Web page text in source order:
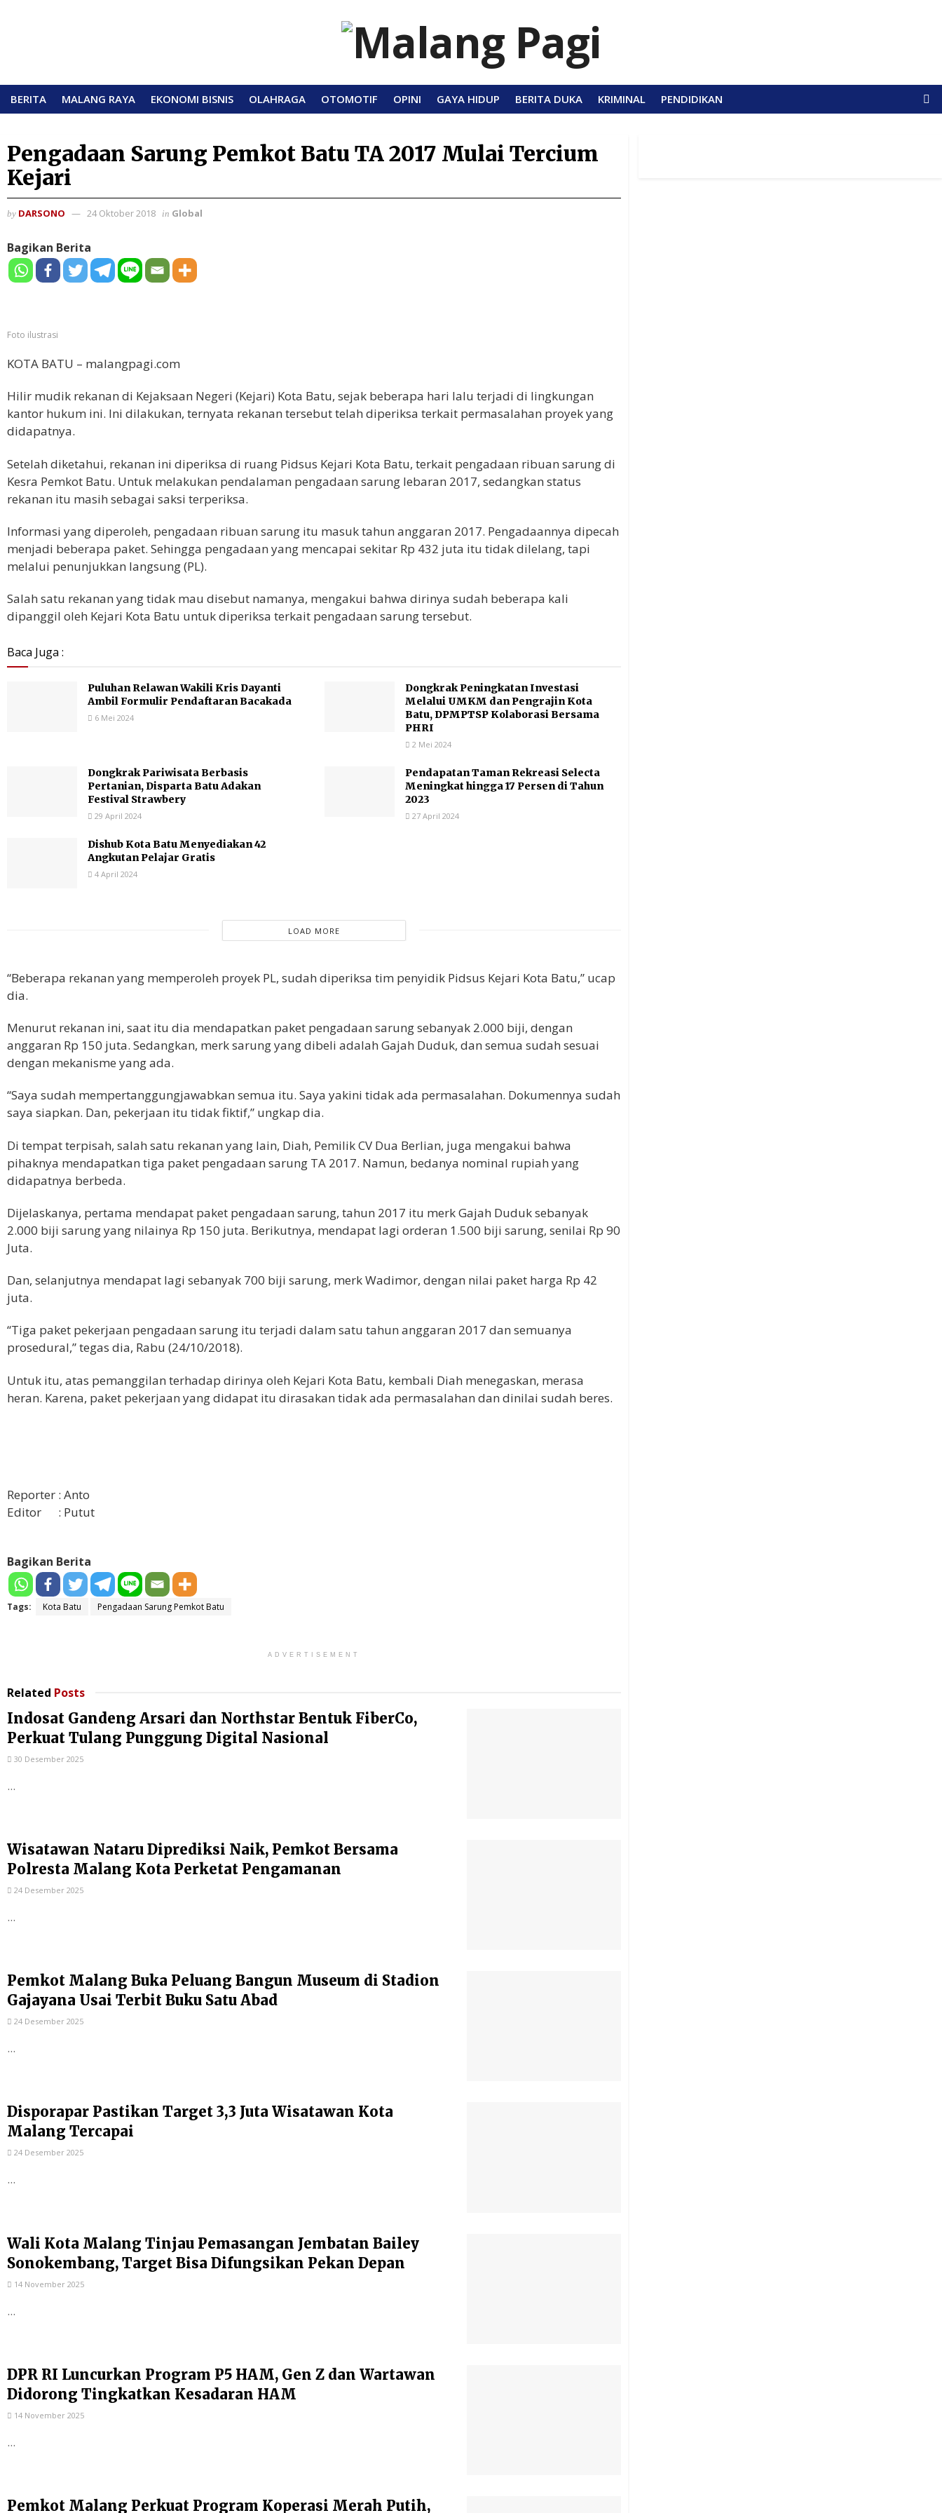
BERITA MALANG RAYA EKONOMI BISNIS OLAHRAGA OTOMOTIF OPINI GAYA HIDUP BERITA DUKA KRIMINAL PENDIDIKAN
Pengadaan Sarung Pemkot Batu TA 2017 Mulai Tercium
Kejari
by DARSONO 24 Oktober 2018 in Global
Bagikan Berita
Foto ilustrasi
KOTA BATU – malangpagi.com
Hilir mudik rekanan di Kejaksaan Negeri (Kejari) Kota Batu, sejak beberapa hari lalu terjadi di lingkungan
kantor hukum ini. Ini dilakukan, ternyata rekanan tersebut telah diperiksa terkait permasalahan proyek yang
didapatnya.
Setelah diketahui, rekanan ini diperiksa di ruang Pidsus Kejari Kota Batu, terkait pengadaan ribuan sarung di
Kesra Pemkot Batu. Untuk melakukan pendalaman pengadaan sarung lebaran 2017, sedangkan status
rekanan itu masih sebagai saksi terperiksa.
Informasi yang diperoleh, pengadaan ribuan sarung itu masuk tahun anggaran 2017. Pengadaannya dipecah
menjadi beberapa paket. Sehingga pengadaan yang mencapai sekitar Rp 432 juta itu tidak dilelang, tapi
melalui penunjukkan langsung (PL).
Salah satu rekanan yang tidak mau disebut namanya, mengakui bahwa dirinya sudah beberapa kali
dipanggil oleh Kejari Kota Batu untuk diperiksa terkait pengadaan sarung tersebut.
Baca Juga :
Puluhan Relawan Wakili Kris Dayanti
Ambil Formulir Pendaftaran Bacakada
6 Mei 2024
Dongkrak Peningkatan Investasi
Melalui UMKM dan Pengrajin Kota
Batu, DPMPTSP Kolaborasi Bersama
PHRI
2 Mei 2024
Dongkrak Pariwisata Berbasis
Pertanian, Disparta Batu Adakan
Festival Strawbery
29 April 2024
Pendapatan Taman Rekreasi Selecta
Meningkat hingga 17 Persen di Tahun
2023
27 April 2024
Dishub Kota Batu Menyediakan 42
Angkutan Pelajar Gratis
4 April 2024
LOAD MORE
“Beberapa rekanan yang memperoleh proyek PL, sudah diperiksa tim penyidik Pidsus Kejari Kota Batu,” ucap
dia.
Menurut rekanan ini, saat itu dia mendapatkan paket pengadaan sarung sebanyak 2.000 biji, dengan
anggaran Rp 150 juta. Sedangkan, merk sarung yang dibeli adalah Gajah Duduk, dan semua sudah sesuai
dengan mekanisme yang ada.
“Saya sudah mempertanggungjawabkan semua itu. Saya yakini tidak ada permasalahan. Dokumennya sudah
saya siapkan. Dan, pekerjaan itu tidak fiktif,” ungkap dia.
Di tempat terpisah, salah satu rekanan yang lain, Diah, Pemilik CV Dua Berlian, juga mengakui bahwa
pihaknya mendapatkan tiga paket pengadaan sarung TA 2017. Namun, bedanya nominal rupiah yang
didapatnya berbeda.
Dijelaskanya, pertama mendapat paket pengadaan sarung, tahun 2017 itu merk Gajah Duduk sebanyak
2.000 biji sarung yang nilainya Rp 150 juta. Berikutnya, mendapat lagi orderan 1.500 biji sarung, senilai Rp 90
Juta.
Dan, selanjutnya mendapat lagi sebanyak 700 biji sarung, merk Wadimor, dengan nilai paket harga Rp 42
juta.
“Tiga paket pekerjaan pengadaan sarung itu terjadi dalam satu tahun anggaran 2017 dan semuanya
prosedural,” tegas dia, Rabu (24/10/2018).
Untuk itu, atas pemanggilan terhadap dirinya oleh Kejari Kota Batu, kembali Diah menegaskan, merasa
heran. Karena, paket pekerjaan yang didapat itu dirasakan tidak ada permasalahan dan dinilai sudah beres.
Reporter : Anto
Editor : Putut
Bagikan Berita
Tags: Kota Batu Pengadaan Sarung Pemkot Batu
ADVERTISEMENT
Related Posts
Indosat Gandeng Arsari dan Northstar Bentuk FiberCo,
Perkuat Tulang Punggung Digital Nasional
30 Desember 2025
...
Wisatawan Nataru Diprediksi Naik, Pemkot Bersama
Polresta Malang Kota Perketat Pengamanan
24 Desember 2025
...
Pemkot Malang Buka Peluang Bangun Museum di Stadion
Gajayana Usai Terbit Buku Satu Abad
24 Desember 2025
...
Disporapar Pastikan Target 3,3 Juta Wisatawan Kota
Malang Tercapai
24 Desember 2025
...
Wali Kota Malang Tinjau Pemasangan Jembatan Bailey
Sonokembang, Target Bisa Difungsikan Pekan Depan
14 November 2025
...
DPR RI Luncurkan Program P5 HAM, Gen Z dan Wartawan
Didorong Tingkatkan Kesadaran HAM
14 November 2025
...
Pemkot Malang Perkuat Program Koperasi Merah Putih,